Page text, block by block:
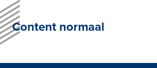
Content normaal